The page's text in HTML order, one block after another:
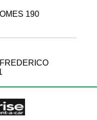
190